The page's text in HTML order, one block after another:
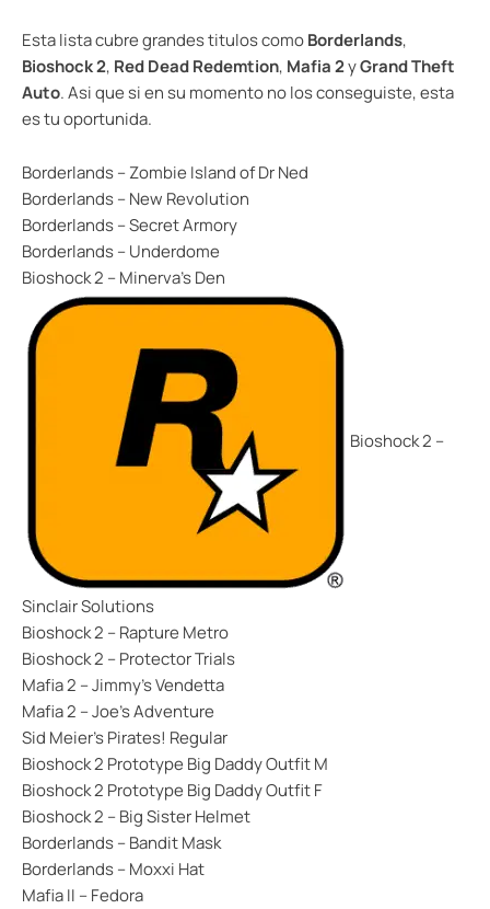
Esta lista cubre grandes titulos comoBorderlands,
Bioshock 2, Red Dead Redemtion, Mafia 2yGrand Theft
Auto. Asi que si en su momento no los conseguiste, esta
es tu oportunida.
Borderlands – Zombie Island of Dr Ned
Borderlands – New Revolution
Borderlands – Secret Armory
Borderlands – Underdome
Bioshock 2 – Minerva’s Den
Bioshock 2 –
Sinclair Solutions
Bioshock 2 – Rapture Metro
Bioshock 2 – Protector Trials
Mafia 2 – Jimmy’s Vendetta
Mafia 2 – Joe’s Adventure
Sid Meier’s Pirates! Regular
Bioshock 2 Prototype Big Daddy Outfit M
Bioshock 2 Prototype Big Daddy Outfit F
Bioshock 2 – Big Sister Helmet
Borderlands – Bandit Mask
Borderlands – Moxxi Hat
Mafia II – Fedora